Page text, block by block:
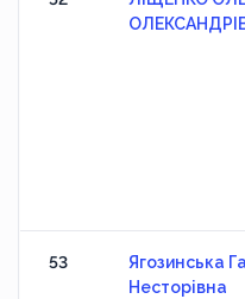
53
Ягозинська
Несторівна